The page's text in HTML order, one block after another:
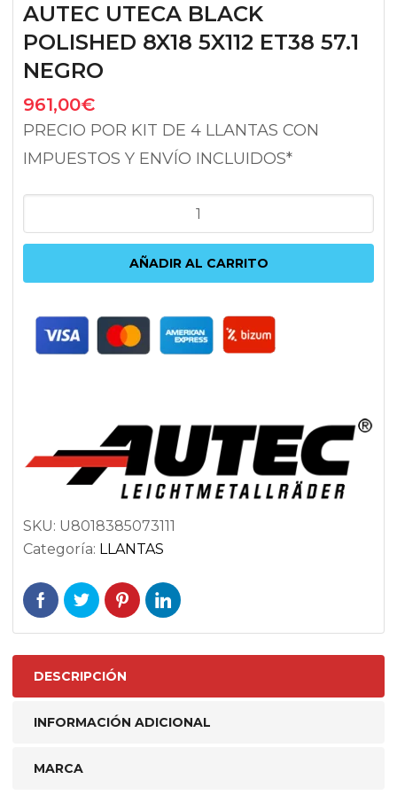
AUTEC UTECA BLACK
POLISHED 8X18 5X112 ET38 57.1
NEGRO
961,00€
PRECIO POR KIT DE 4 LLANTAS CON
IMPUESTOS Y ENVÍO INCLUIDOS*
UTECA
POLISHED
5X112
ET38
AÑADIR AL CARRITO
SKU: U8018385073111
Categoría: LLANTAS
DESCRIPCIÓN
INFORMACIÓN ADICIONAL
MARCA